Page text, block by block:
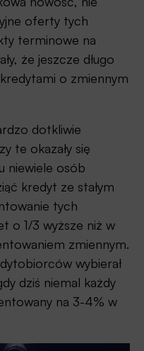
oferty tych
terminowe na
że jeszcze długo
o zmiennym
dotkliwie
te okazały się
niewiele osób
kredyt ze stałym
tych
o 1/3 wyższe niż w
zmiennym.
wybierał
dziś niemal każdy
na 3-4% w